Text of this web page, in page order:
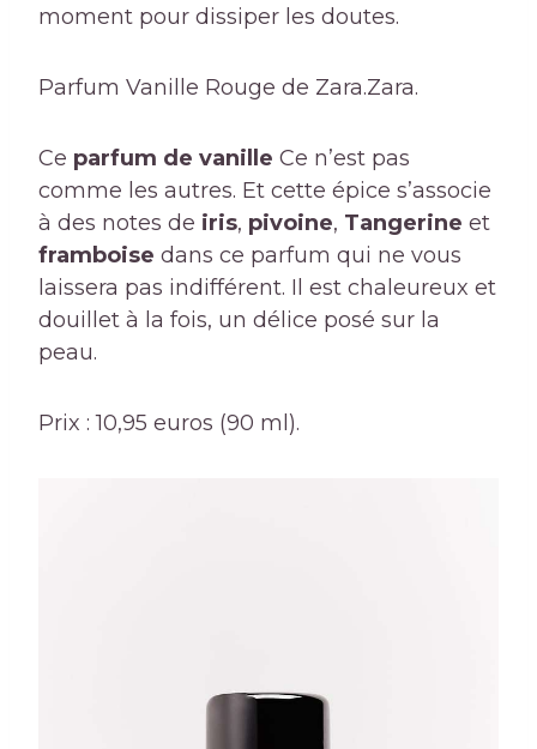
moment pour dissiper les doutes.
Parfum Vanille Rouge de Zara.Zara.
Ce parfum de vanille Ce n’est pas
comme les autres. Et cette épice s’associe
à des notes de iris, pivoine, Tangerine et
framboise dans ce parfum qui ne vous
laissera pas indifférent. Il est chaleureux et
douillet à la fois, un délice posé sur la
peau.
Prix ​​: 10,95 euros (90 ml).